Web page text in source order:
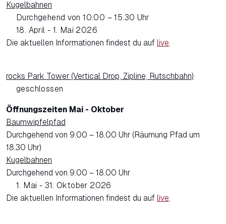
Kugelbahnen
Durchgehend von 10.00 – 15.30 Uhr
18. April - 1. Mai 2026
Die aktuellen Informationen findest du auf live
rocks Park Tower (Vertical Drop, Zipline, Rutschbahn)
geschlossen
Öffnungszeiten Mai - Oktober
Baumwipfelpfad
Durchgehend von 9.00 – 18.00 Uhr (Räumung Pfad um
18.30 Uhr)
Kugelbahnen
Durchgehend von 9.00 – 18.00 Uhr
1. Mai - 31. Oktober 2026
Die aktuellen Informationen findest du auf live